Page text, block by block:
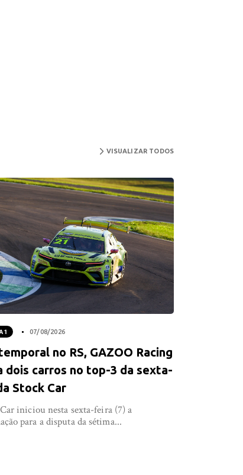
VISUALIZAR TODOS
1 07/08/2026
no RS, GAZOO Racing
dois carros no top-3 da sexta-
Stock Car
iniciou nesta sexta-feira (7) a
para a disputa da sétima...